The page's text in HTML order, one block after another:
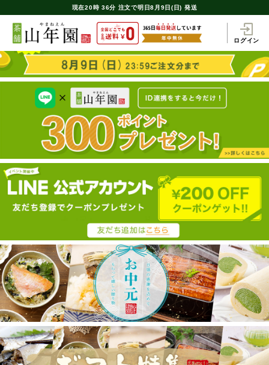
現在20時 36分 注文で明日8月9日(日) 発送
ログイン